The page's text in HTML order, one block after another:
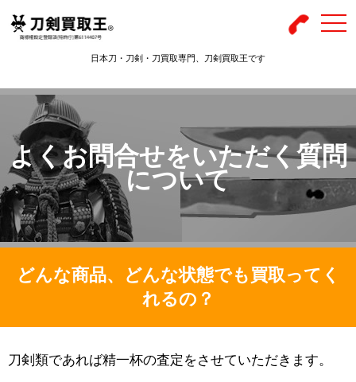
日本刀・刀剣・刀買取専門、刀剣買取王です
よくお問合せをいただく質問
について
どんな商品、どんな状態でも買取ってく
れるの？
刀剣類であれば精一杯の査定をさせていただきます。